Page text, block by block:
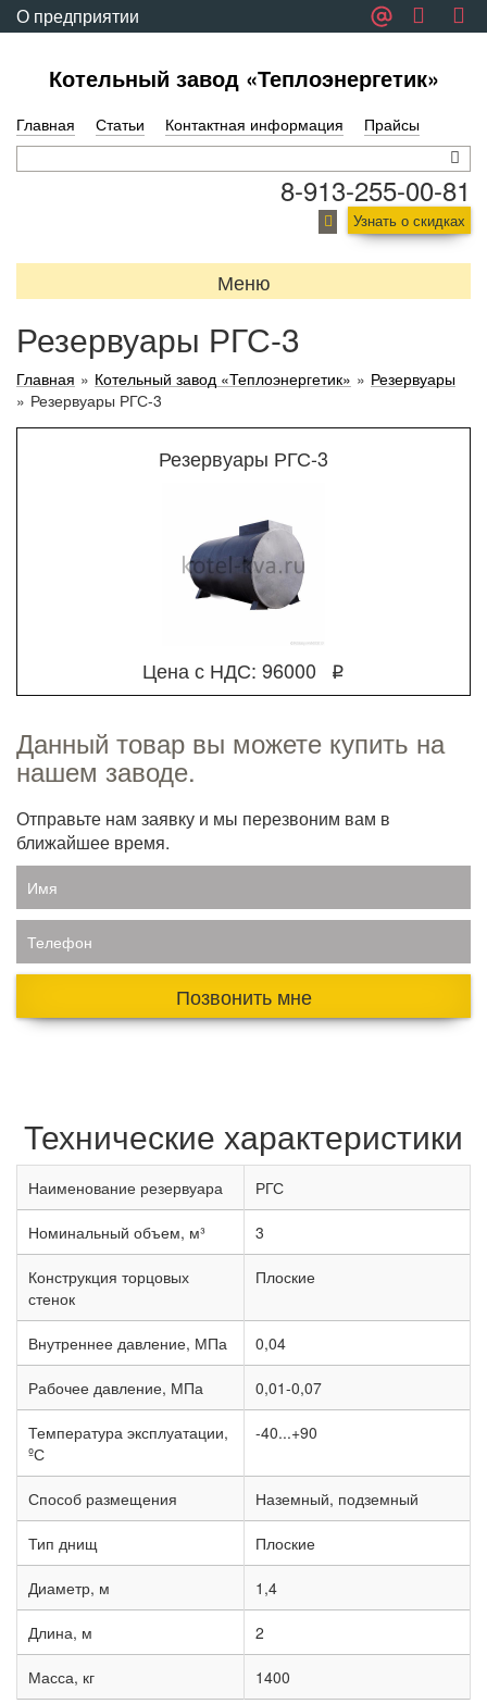
О предприятии
Котельный завод «Теплоэнергетик»
Главная Статьи Контактная информация Прайсы
8-913-255-00-81
Узнать о скидках
Меню
Резервуары РГС-3
Главная » Котельный завод «Теплоэнергетик» » Резервуары
» Резервуары РГС-3
Резервуары РГС-3
Цена с НДС: 96000 q
Данный товар вы можете купить на
нашем заводе.
Отправьте нам заявку и мы перезвоним вам в
ближайшее время.
Имя
Телефон
Позвонить мне
Технические характеристики
Наименование резервуара РГС
Номинальный объем, м³ 3
Конструкция торцовых
стенок
Плоские
Внутреннее давление, МПа 0,04
Рабочее давление, МПа 0,01-0,07
Температура эксплуатации,
ºС
-40...+90
Способ размещения Наземный, подземный
Тип днищ Плоские
Диаметр, м 1,4
Длина, м 2
Масса, кг 1400